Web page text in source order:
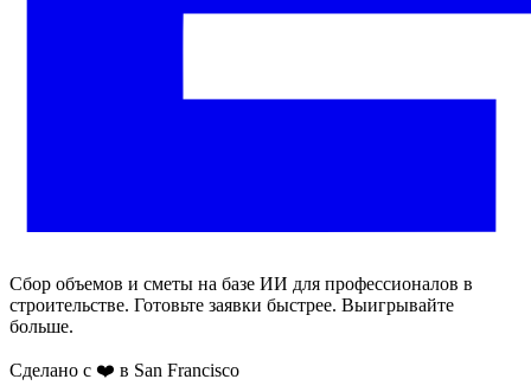
Сбор объемов и сметы на базе ИИ для профессионалов в
строительстве. Готовьте заявки быстрее. Выигрывайте
больше.
Сделано с ❤️ в San Francisco